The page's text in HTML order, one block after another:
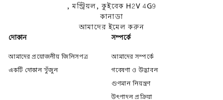
, মন্ট্রিয়ল, কুইবেক H2V 4G9
কানাডা
আমাদের ইমেল করুন
দোকান
আমাদের প্রয়োজনীয় জিনিসপত্র
একটি দোকান খুঁজুন
সম্পর্কে
আমাদের সম্পর্কে
গবেষণা ও উদ্ভাবন
গুণমান নিয়ন্ত্রণ
উৎপাদন প্রক্রিয়া